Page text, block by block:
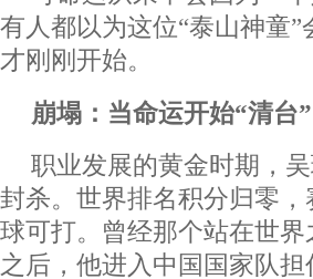
有人都以为这位“泰山神童
才刚刚开始。
崩塌：当命运开始“清台”
职业发展的黄金时期，
封杀。世界排名积分归零
球可打。曾经那个站在世
之后，他进入中国国家队